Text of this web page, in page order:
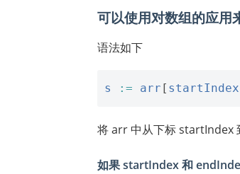
可以使用对数组的应用
语法如下
s := arr [ startIndex
将 arr 中从下标 startIndex
如果 startIndex 和